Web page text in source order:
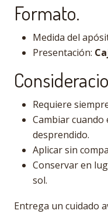
Formato.
Medida del
Presentación:
Requiere
Cambiar
desprendido.
Aplicar sin
Conservar en
sol.
Entrega un cuidado